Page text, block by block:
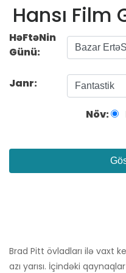
Hansı Film
HəFtəNin
Günü:
Janr:
Növ:
Brad Pitt övladları ilə vaxt
azı yarısı. İçindəki